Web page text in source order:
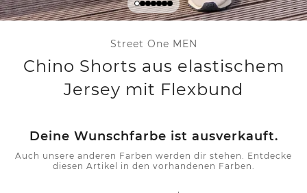
Street One MEN
Chino Shorts aus elastischem
Jersey mit Flexbund
Deine Wunschfarbe ist ausverkauft.
Auch unsere anderen Farben werden dir stehen. Entdecke
diesen Artikel in den vorhandenen Farben.